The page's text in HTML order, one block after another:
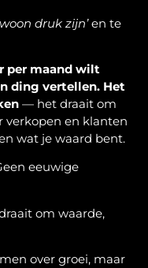
druk zijn’en te
per maand wilt
ding vertellen. Het
— het draait om
verkopen en klanten
wat je waard bent.
eeuwige
om waarde,
over groei, maar